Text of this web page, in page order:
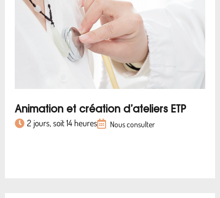
Animation et création d’ateliers ETP
2 jours, soit 14 heures Nous consulter